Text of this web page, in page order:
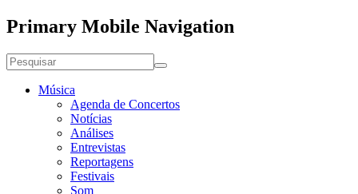
Primary Mobile Navigation
Música
Agenda de Concertos
Notícias
Análises
Entrevistas
Reportagens
Festivais
Som